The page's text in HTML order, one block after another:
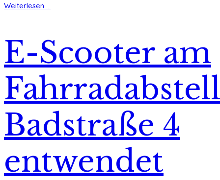
Weiterlesen ...
E-Scooter am
Badstraße 4
entwendet